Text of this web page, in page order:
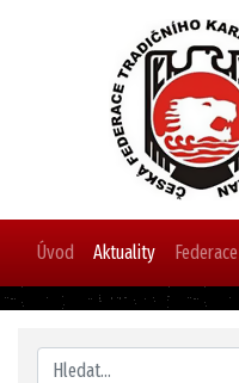
Úvod Aktuality Federace